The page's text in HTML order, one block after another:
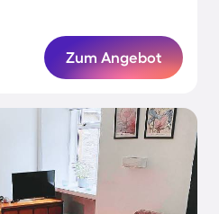
Zum Angebot